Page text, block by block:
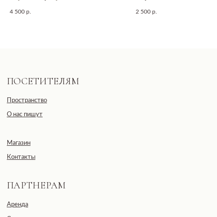
4 500 р. 2 500 р.